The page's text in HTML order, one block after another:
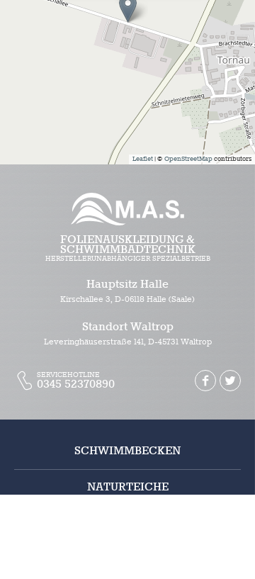
Leaflet| © OpenStreetMapcontributors
FOLIENAUSKLEIDUNG &
SCHWIMMBADTECHNIK
HERSTELLERUNABHÄNGIGER SPEZIALBETRIEB
Hauptsitz Halle
Kirschallee 3, D-06118 Halle (Saale)
Standort Waltrop
Leveringhäuserstraße 141, D-45731 Waltrop
SERVICEHOTLINE
0345 52370890
SCHWIMMBECKEN
NATURTEICHE